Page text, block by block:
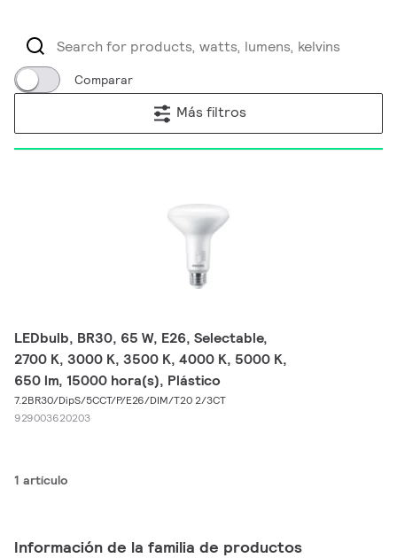
Comparar
Más filtros
LEDbulb, BR30, 65 W, E26, Selectable,
2700 K, 3000 K, 3500 K, 4000 K, 5000 K,
650 lm, 15000 hora(s), Plástico
7.2BR30/DipS/5CCT/P/E26/DIM/T20 2/3CT
929003620203
1 artículo
Información de la familia de productos